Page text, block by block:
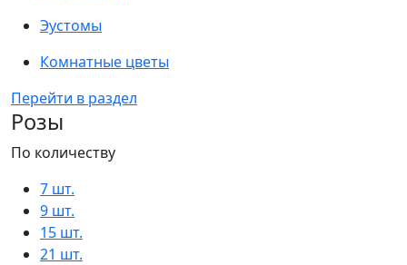
Эустомы
Комнатные цветы
Перейти в раздел
Розы
По количеству
7 шт.
9 шт.
15 шт.
21 шт.